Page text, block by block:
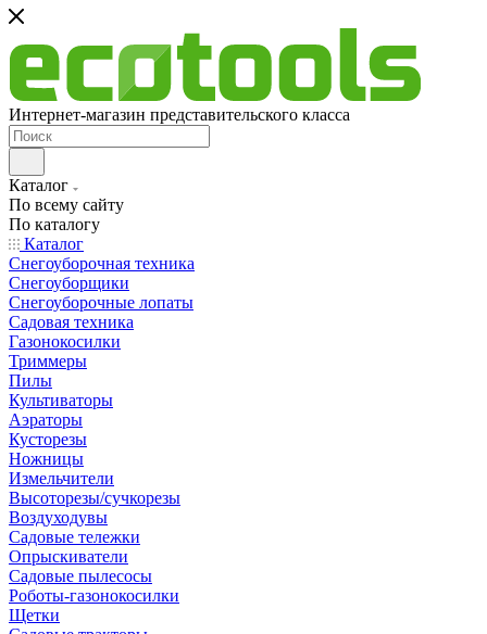
Интернет-магазин представительского класса
Каталог
По всему сайту
По каталогу
Каталог
Снегоуборочная техника
Снегоуборщики
Снегоуборочные лопаты
Садовая техника
Газонокосилки
Триммеры
Пилы
Культиваторы
Аэраторы
Кусторезы
Ножницы
Измельчители
Высоторезы/сучкорезы
Воздуходувы
Садовые тележки
Опрыскиватели
Садовые пылесосы
Роботы-газонокосилки
Щетки